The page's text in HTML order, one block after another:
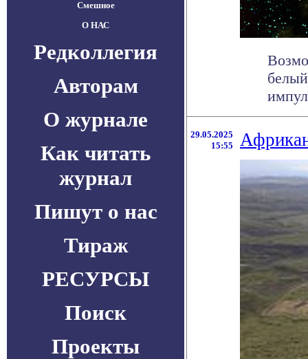
Смешное
О НАС
Редколлегия
Авторам
О журнале
Как читать
журнал
Пишут о нас
Тираж
РЕСУРСЫ
Поиск
Проекты
29.05.2025
15:55